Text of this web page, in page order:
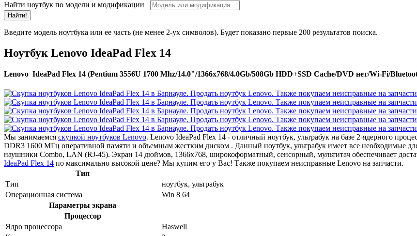
Найти ноутбук по модели и модификации
Найти!
Введите модель ноутбука или ее часть (не менее 2-ух символов). Будет показано первые 200 результатов поиска.
Ноутбук Lenovo IdeaPad Flex 14
Lenovo IdeaPad Flex 14 (Pentium 3556U 1700 Mhz/14.0"/1366x768/4.0Gb/508Gb HDD+SSD Cache/DVD нет/Wi-Fi/
Мы занимаемся скупкой ноутбуков Lenovo. Lenovo IdeaPad Flex 14 - отличный ноутбук, ультрабук на базе 2-ядерного
DDR3 1600 МГц оперативной памяти и объемным жестким диском . Данный ноутбук, ультрабук имеет все необходимые
наушники Combo, LAN (RJ-45). Экран 14 дюймов, 1366x768, широкоформатный, сенсорный, мультитач обеспечивает
IdeaPad Flex 14 по максимально высокой цене? Мы купим его у Вас! Также покупаем неисправные Lenovo на запчасти.
Тип
Тип
ноутбук, ультрабук
Операционная система
Win 8 64
Параметры экрана
Процессор
Ядро процессора
Haswell